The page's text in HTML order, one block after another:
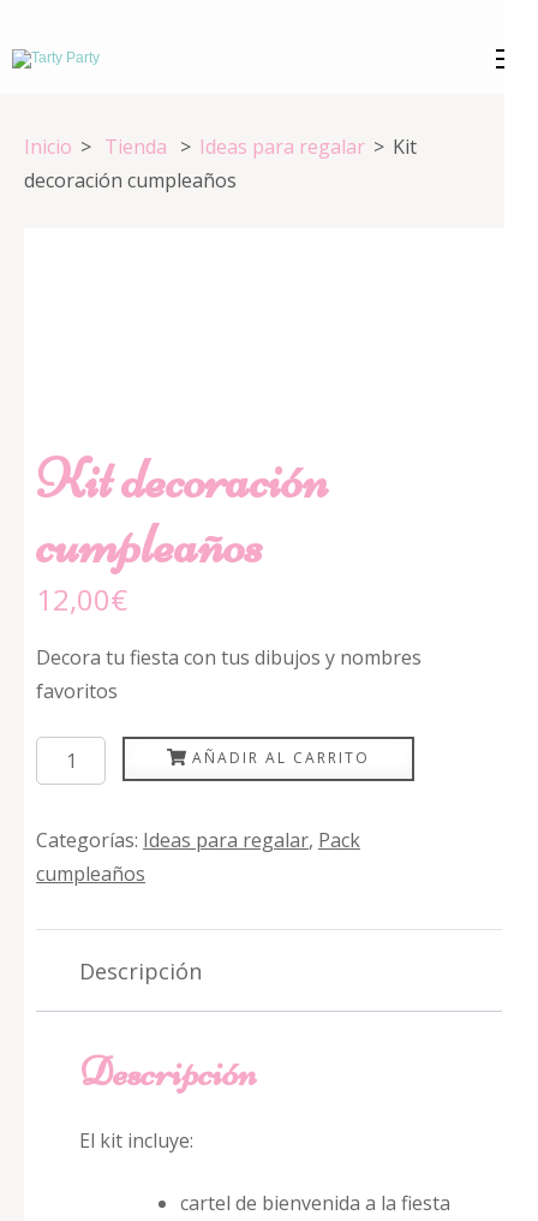
al
tecla
Inicio > Tienda > Ideas para regalar > Kit
decoración cumpleaños
Kit decoración
cumpleaños
12,00€
Decora tu fiesta con tus dibujos y nombres
favoritos
decoración
cantidad
AÑADIR AL CARRITO
Categorías: Ideas para regalar, Pack
cumpleaños
Descripción
Descripción
El kit incluye:
cartel de bienvenida a la fiesta